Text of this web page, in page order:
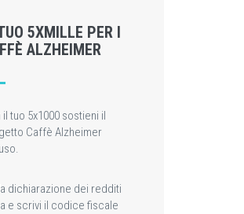
5XMILLE PER I
ALZHEIMER
il tuo 5x1000 sostieni il
Caffè Alzheimer
dichiarazione dei redditi
e scrivi il codice fiscale